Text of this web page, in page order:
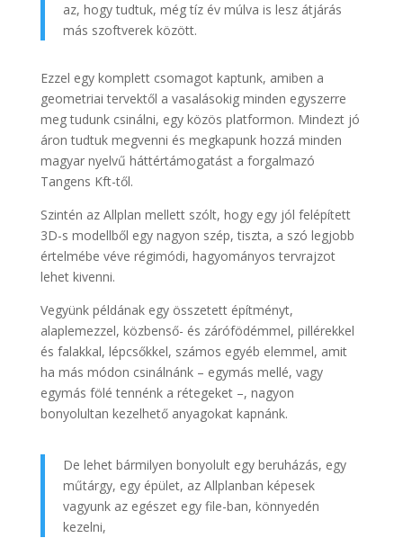
az, hogy tudtuk, még tíz év múlva is lesz átjárás
más szoftverek között.
Ezzel egy komplett csomagot kaptunk, amiben a
geometriai tervektől a vasalásokig minden egyszerre
meg tudunk csinálni, egy közös platformon. Mindezt jó
áron tudtuk megvenni és megkapunk hozzá minden
magyar nyelvű háttértámogatást a forgalmazó
Tangens Kft-től.
Szintén az Allplan mellett szólt, hogy egy jól felépített
3D-s modellből egy nagyon szép, tiszta, a szó legjobb
értelmébe véve régimódi, hagyományos tervrajzot
lehet kivenni.
Vegyünk példának egy összetett építményt,
alaplemezzel, közbenső- és zárófödémmel, pillérekkel
és falakkal, lépcsőkkel, számos egyéb elemmel, amit
ha más módon csinálnánk – egymás mellé, vagy
egymás fölé tennénk a rétegeket –, nagyon
bonyolultan kezelhető anyagokat kapnánk.
De lehet bármilyen bonyolult egy beruházás, egy
műtárgy, egy épület, az Allplanban képesek
vagyunk az egészet egy file-ban, könnyedén
kezelni,